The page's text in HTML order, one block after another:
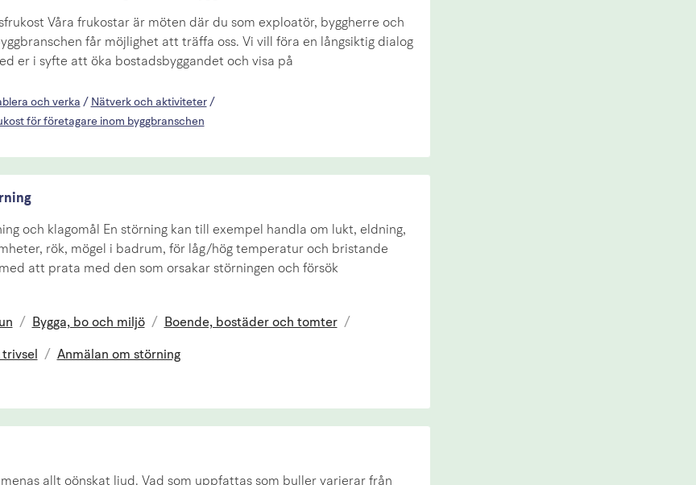
Våra frukostar är möten där du som exploatör, byggherre och
får möjlighet att träffa oss. Vi vill föra en långsiktig dialog
er i syfte att öka bostadsbyggandet och visa på
och verka / Nätverk och aktiviteter/
för företagare inom byggbranschen
och klagomål En störning kan till exempel handla om lukt, eldning,
rök, mögel i badrum, för låg/hög temperatur och bristande
att prata med den som orsakar störningen och försök
/ Bygga, bo och miljö / Boende, bostäder och tomter /
/ Anmälan om störning
allt oönskat ljud. Vad som uppfattas som buller varierar från